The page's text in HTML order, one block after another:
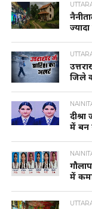
जिले
में बन
में